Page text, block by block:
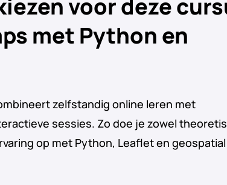
voor deze
met Python en
zelfstandig online leren met
sessies. Zo doe je zowel
op met Python, Leaflet en geospatial